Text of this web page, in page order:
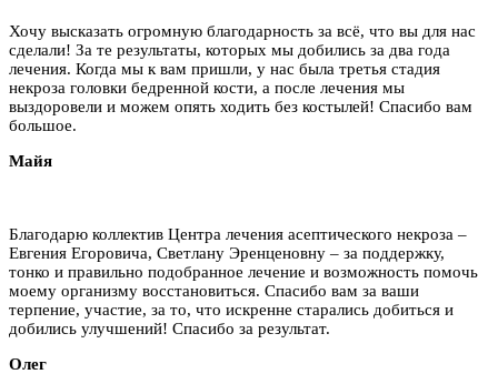
Хочу высказать огромную благодарность за всё, что вы для нас
сделали! За те результаты, которых мы добились за два года
лечения. Когда мы к вам пришли, у нас была третья стадия
некроза головки бедренной кости, а после лечения мы
выздоровели и можем опять ходить без костылей! Спасибо вам
большое.
Майя
Благодарю коллектив Центра лечения асептического некроза –
Евгения Егоровича, Светлану Эренценовну – за поддержку,
тонко и правильно подобранное лечение и возможность помочь
моему организму восстановиться. Спасибо вам за ваши
терпение, участие, за то, что искренне старались добиться и
добились улучшений! Спасибо за результат.
Олег